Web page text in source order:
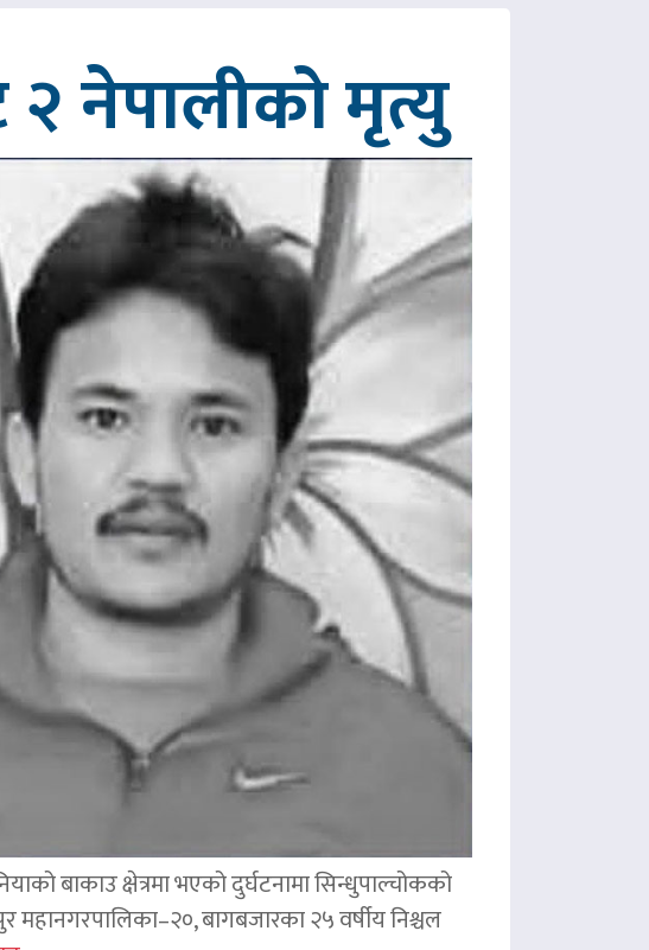
२ नेपालीको मृत्यु
बाकाउ क्षेत्रमा भएको दुर्घटनामा सिन्धुपाल्चोकको
महानगरपालिका–२०, बागबजारका २५ वर्षीय निश्चल